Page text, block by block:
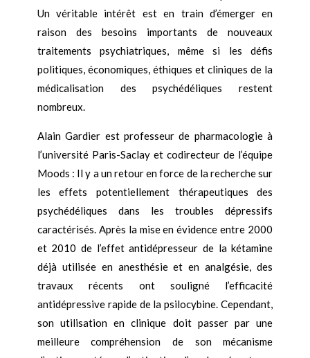
Un véritable intérêt est en train d’émerger en
raison des besoins importants de nouveaux
traitements psychiatriques, même si les défis
politiques, économiques, éthiques et cliniques de la
médicalisation des psychédéliques restent
nombreux.
Alain Gardier est professeur de pharmacologie à
l’université Paris-Saclay et codirecteur de l’équipe
Moods : Il y a un retour en force de la recherche sur
les effets potentiellement thérapeutiques des
psychédéliques dans les troubles dépressifs
caractérisés. Après la mise en évidence entre 2000
et 2010 de l’effet antidépresseur de la kétamine
déjà utilisée en anesthésie et en analgésie, des
travaux récents ont souligné l’efficacité
antidépressive rapide de la psilocybine. Cependant,
son utilisation en clinique doit passer par une
meilleure compréhension de son mécanisme